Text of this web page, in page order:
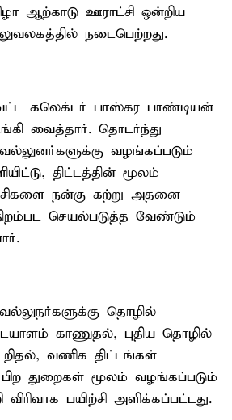
ஆற்காடு ஊராட்சி ஒன்றிய
நடைபெற்றது.
கலெக்டர் பாஸ்கர பாண்டியன்
வைத்தார். தொடர்ந்து
வழங்கப்படும்
திட்டத்தின் மூலம்
நன்கு கற்று அதனை
செயல்படுத்த வேண்டும்
தொழில்
காணுதல், புதிய தொழில்
வணிக திட்டங்கள்
துறைகள் மூலம் வழங்கப்படும்
பயிற்சி அளிக்கப்பட்டது.